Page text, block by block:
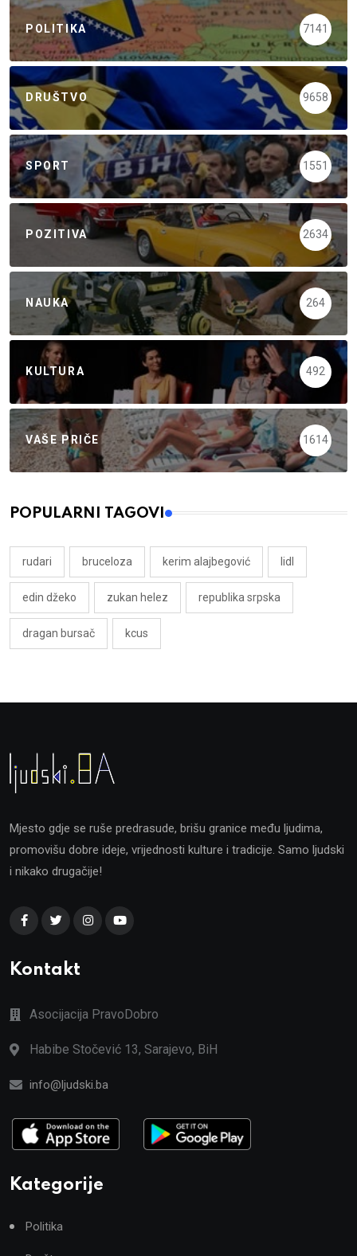
POLITIKA 7141
DRUŠTVO 9658
SPORT 1551
POZITIVA 2634
NAUKA 264
KULTURA 492
VAŠE PRIČE 1614
POPULARNI TAGOVI
rudari bruceloza kerim alajbegović lidl
edin džeko zukan helez republika srpska
dragan bursač kcus
Mjesto gdje se ruše predrasude, brišu granice među ljudima,
promovišu dobre ideje, vrijednosti kulture i tradicije. Samo ljudski
i nikako drugačije!
Kontakt
Asocijacija PravoDobro
Habibe Stočević 13, Sarajevo, BiH
info@ljudski.ba
Kategorije
Politika